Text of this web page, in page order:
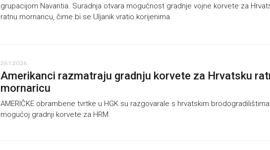
grupacijom Navantia. Suradnja otvara mogućnost gradnje vojne korvete za
ratnu mornaricu, čime bi se Uljanik vratio korijenima.
26.1.2026.
Amerikanci razmatraju gradnju korvete za Hrvatsku
mornaricu
AMERIČKE obrambene tvrtke u HGK su razgovarale s hrvatskim
mogućoj gradnji korvete za HRM.